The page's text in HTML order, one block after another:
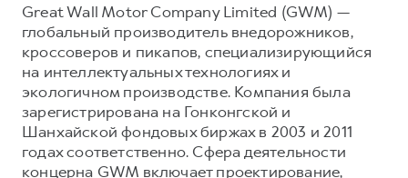
Great Wall Motor Company Limited (GWM) —
глобальный производитель внедорожников,
кроссоверов и пикапов, специализирующийся
на интеллектуальных технологиях и
экологичном производстве. Компания была
зарегистрирована на Гонконгской и
Шанхайской фондовых биржах в 2003 и 2011
годах соответственно. Сфера деятельности
концерна GWM включает проектирование,